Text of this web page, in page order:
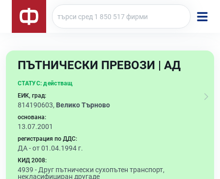
ПЪТНИЧЕСКИ ПРЕВОЗИ | АД
СТАТУС: действащ
ЕИК, град:
814190603, Велико Търново
основана:
13.07.2001
регистрация по ДДС:
ДА - от 01.04.1994 г.
КИД 2008:
4939 - Друг пътнически сухопътен транспорт,
некласифициран другаде